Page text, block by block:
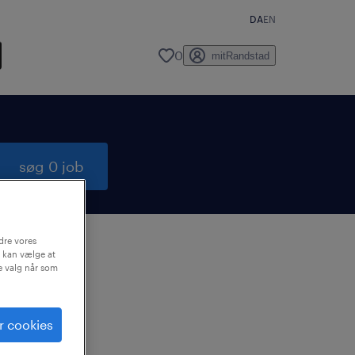
DAEN
0 mitRandstad
søg 0 job
vores
kan vælge at
valg når som
cookies